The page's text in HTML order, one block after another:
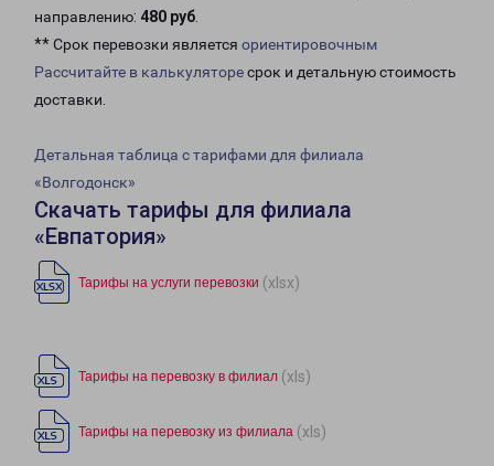
направлению: 480 руб.
** Срок перевозки является ориентировочным
Рассчитайте в калькуляторесрок и детальную стоимость
доставки.
Детальная таблица с тарифами для филиала
«Волгодонск»
Скачать тарифы для филиала
«Евпатория»
Тарифы на услуги перевозки (xlsx)
Тарифы на перевозку в филиал (xls)
Тарифы на перевозку из филиала (xls)